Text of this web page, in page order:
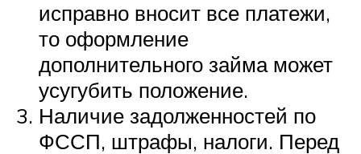
исправно вносит все платежи,
то оформление
дополнительного займа может
усугубить положение.
Наличие задолженностей по
ФССП, штрафы, налоги. Перед